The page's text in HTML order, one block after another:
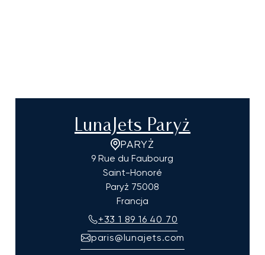
LunaJets Paryż
PARYŻ
9 Rue du Faubourg
Saint-Honoré
Paryż 75008
Francja
+33 1 89 16 40 70
paris@lunajets.com